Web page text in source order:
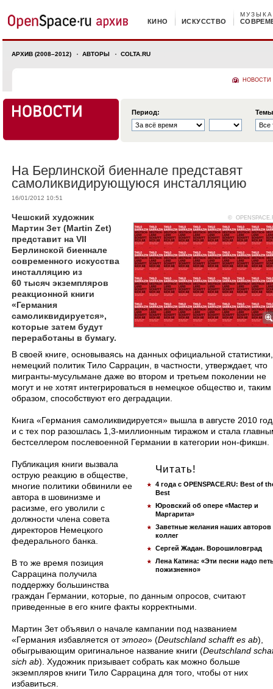
КИНО ИСКУССТВО
МУЗЫКА
АРХИВ (2008–2012) АВТОРЫ COLTA.RU
НОВОСТИ
Период:
На Берлинской биеннале представят
самоликвидирующуюся инсталляцию
16/01/2012 10:51
©
Чешский художник
Мартин Зет (Martin Zet)
представит на VII
Берлинской биеннале
современного искусства
инсталляцию из
60 тысяч экземпляров
реакционной книги
«Германия
самоликвидируется»,
которые затем будут
переработаны в бумагу.
​В своей книге, основываясь на данных официальной статистики,
немецкий политик Тило Саррацин, в частности, утверждает, что
мигранты-мусульмане даже во втором и третьем поколении не
могут и не хотят интегрироваться в немецкое общество и, таким
образом, способствуют его деградации.
Книга «Германия самоликвидируется» вышла в августе 2010
и с тех пор разошлась 1,3-миллионным тиражом и стала
бестселлером послевоенной Германии в категории нон-фикшн.
Читать!
4 года с OPENSPACE.RU: Best of
Best
Юровский об опере «Мастер и
Маргарита»
Заветные желания наших авторов
коллег
Сергей Жадан. Ворошиловград
Лена Катина: «Эти песни надо
пожизненно»
Публикация книги вызвала
острую реакцию в обществе,
многие политики обвинили ее
автора в шовинизме и
расизме, его уволили с
должности члена совета
директоров Немецкого
федерального банка.
В то же время позиция
Саррацина получила
поддержку большинства
граждан Германии, которые, по данным опросов, считают
приведенные в его книге факты корректными.
Мартин Зет объявил о начале кампании под названием
«Германия избавляется отэтого» (Deutschland schafft es ab),
обыгрывающим оригинальное название книги (Deutschland
sich ab). Художник призывает собрать как можно больше
экземпляров книги Тило Саррацина для того, чтобы от них
избавиться.